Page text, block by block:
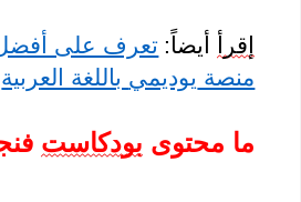
إقرأ أيضاً: تعرف على
منصة يوديمي باللغة العربية
ما محتوى بودكاست